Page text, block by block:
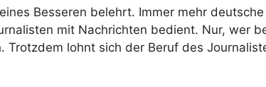
Besseren belehrt. Immer mehr deutsche
mit Nachrichten bedient. Nur, wer
lohnt sich der Beruf des